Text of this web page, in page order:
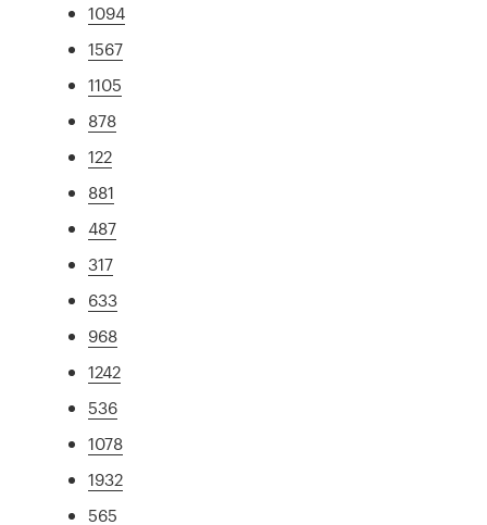
1094
1567
1105
878
122
881
487
317
633
968
1242
536
1078
1932
565